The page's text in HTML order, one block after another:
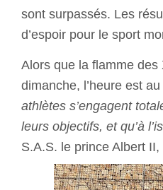
sont surpassés. Les
d’espoir pour le sport
Alors que la flamme des
dimanche, l’heure est
athlètes s’engagent
leurs objectifs, et qu’à
S.A.S. le prince Albert